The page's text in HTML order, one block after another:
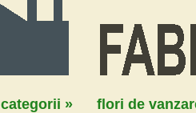
categorii » flori de